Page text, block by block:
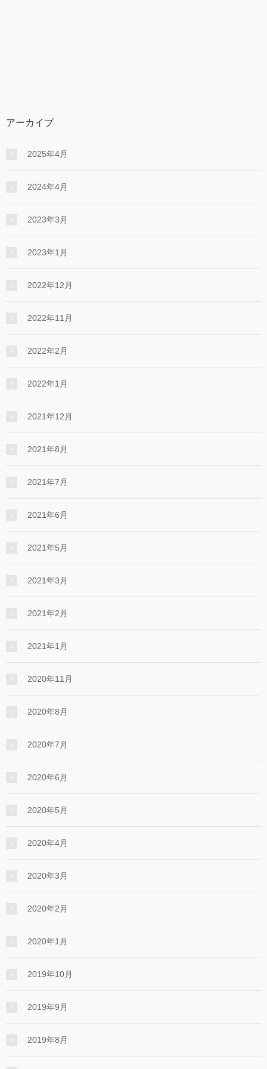
アーカイブ
2025年4月
2024年4月
2023年3月
2023年1月
2022年12月
2022年11月
2022年2月
2022年1月
2021年12月
2021年8月
2021年7月
2021年6月
2021年5月
2021年3月
2021年2月
2021年1月
2020年11月
2020年8月
2020年7月
2020年6月
2020年5月
2020年4月
2020年3月
2020年2月
2020年1月
2019年10月
2019年9月
2019年8月